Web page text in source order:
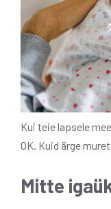
Kui teie lapsele
OK. Kuid ärge
Mitte